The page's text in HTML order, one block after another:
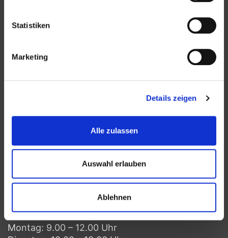
Statistiken
Marketing
Details zeigen
Alle zulassen
Auswahl erlauben
Ablehnen
Apensener Straße 5
Telefon: 04161 – 8 11 61
info[at]sg-buxtehude-altkloster[dot]de
Öffnungszeiten
Montag: 9.00 – 12.00 Uhr